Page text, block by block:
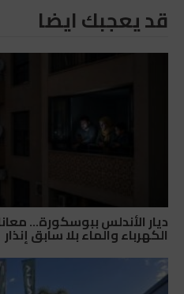
قد يعجبك ايضا
ديار الأندلس ببوسكورة…
الكهرباء والماء بلا سابق إنذار